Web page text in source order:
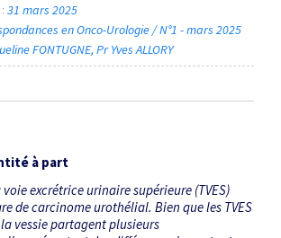
31 mars 2025
en Onco-Urologie / N°1 - mars 2025
FONTUGNE Pr Yves ALLORY
à part
excrétrice urinaire supérieure (TVES)
de carcinome urothélial. Bien que les TVES
vessie partagent plusieurs